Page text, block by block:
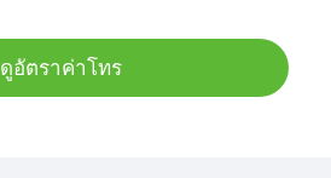
ดูอัตราค่าโทร